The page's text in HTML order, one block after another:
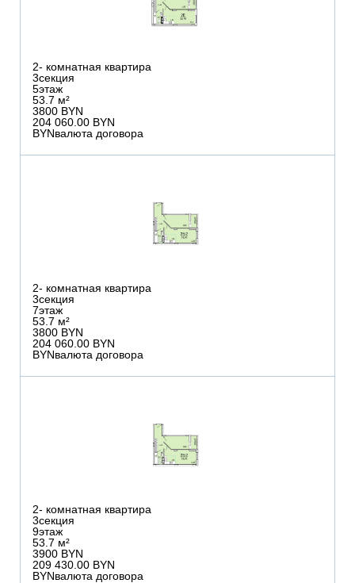
2- комнатная квартира
3секция
5этаж
53.7 м²
3800 BYN
204 060.00 BYN
BYNвалюта договора
2- комнатная квартира
3секция
7этаж
53.7 м²
3800 BYN
204 060.00 BYN
BYNвалюта договора
2- комнатная квартира
3секция
9этаж
53.7 м²
3900 BYN
209 430.00 BYN
BYNвалюта договора